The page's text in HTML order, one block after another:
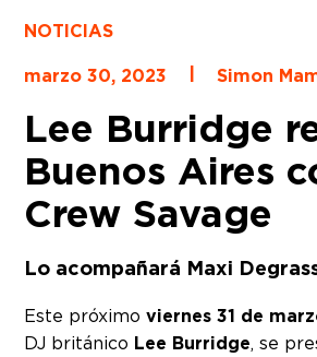
NOTICIAS
marzo 30, 2023
Simon
Lee Burridge
Buenos Aires
Crew Savage
Lo acompañará Maxi
Este próximoviernes 31 de
DJ británico Lee Burridge, se